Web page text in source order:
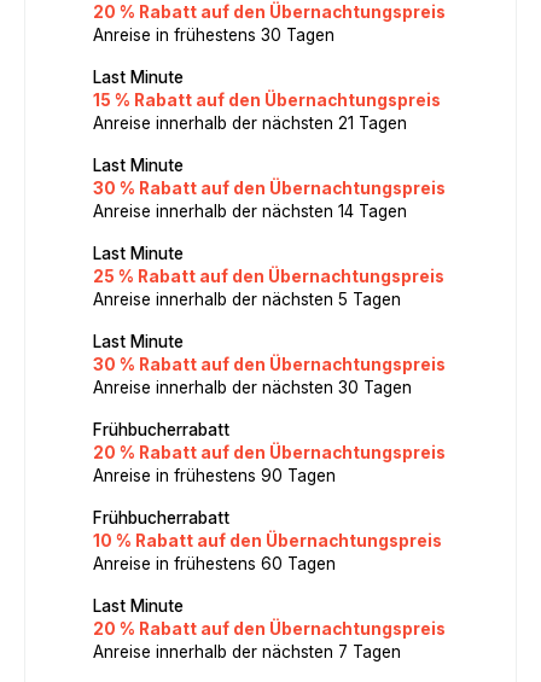
20 % Rabatt auf den Übernachtungspreis
Anreise in frühestens 30 Tagen
Last Minute
15 % Rabatt auf den Übernachtungspreis
Anreise innerhalb der nächsten 21 Tagen
Last Minute
30 % Rabatt auf den Übernachtungspreis
Anreise innerhalb der nächsten 14 Tagen
Last Minute
25 % Rabatt auf den Übernachtungspreis
Anreise innerhalb der nächsten 5 Tagen
Last Minute
30 % Rabatt auf den Übernachtungspreis
Anreise innerhalb der nächsten 30 Tagen
Frühbucherrabatt
20 % Rabatt auf den Übernachtungspreis
Anreise in frühestens 90 Tagen
Frühbucherrabatt
10 % Rabatt auf den Übernachtungspreis
Anreise in frühestens 60 Tagen
Last Minute
20 % Rabatt auf den Übernachtungspreis
Anreise innerhalb der nächsten 7 Tagen